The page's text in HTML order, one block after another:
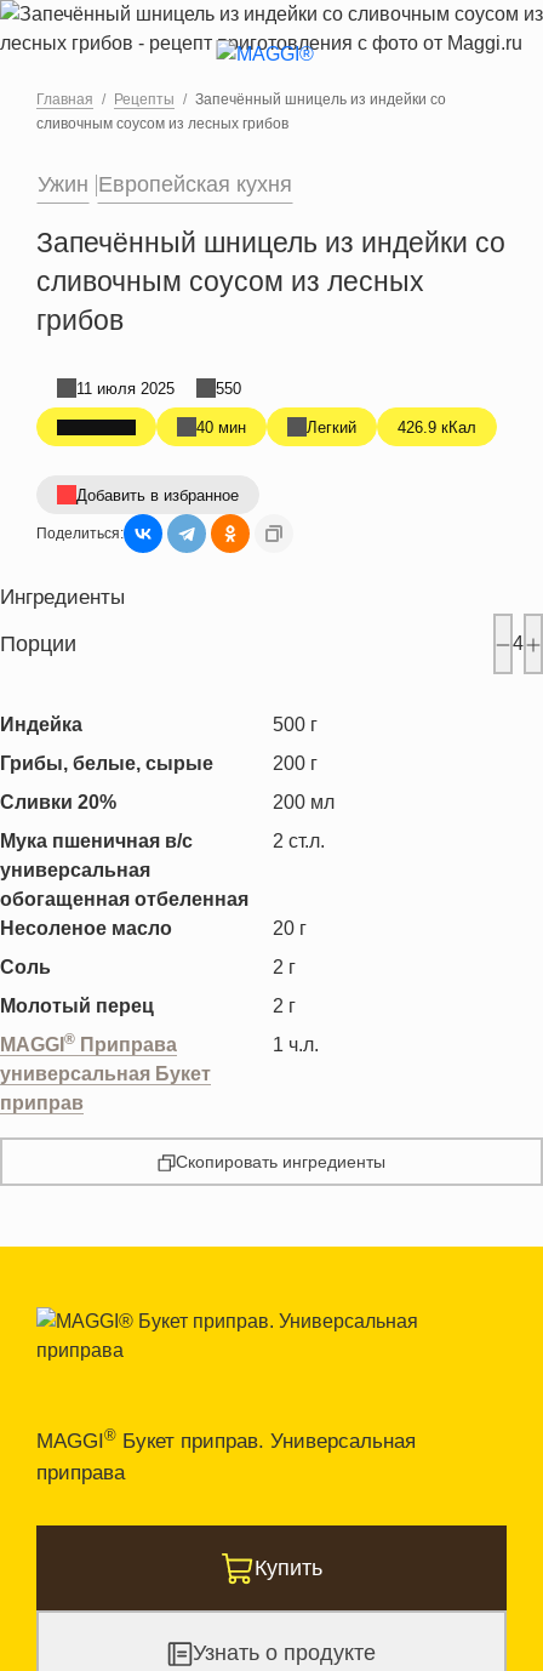
Перейти к основному содержанию
Главная Рецепты
Запечённый шницель из индейки со
сливочным соусом из лесных грибов
Ужин Европейская кухня
Запечённый шницель из индейки со
сливочным соусом из лесных
грибов
40 мин Легкий 426.9 кКал
11 июля 2025 550
Добавить в избранное
Поделиться:
Ингредиенты
Порции 4
Индейка 500 г
Грибы, белые, сырые
200 г
Сливки 20%
200 мл
Мука пшеничная в/с
универсальная
обогащенная отбеленная
2 ст.л.
Несоленое масло 20 г
Соль
2 г
Молотый перец
2 г
MAGGI ® Приправа
универсальная Букет
приправ
1 ч.л.
Скопировать ингредиенты
MAGGI® Букет приправ. Универсальная
приправа
Купить
Узнать о продукте